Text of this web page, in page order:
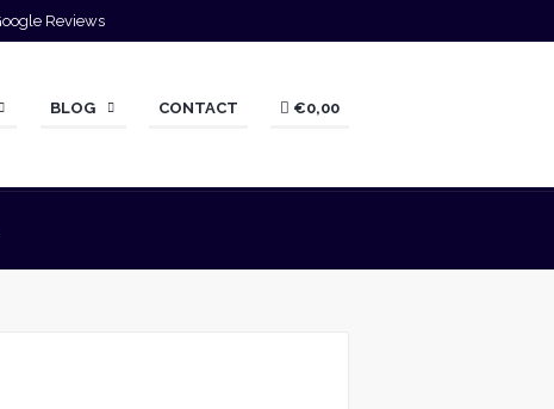
Reviews
BLOG CONTACT €0,00